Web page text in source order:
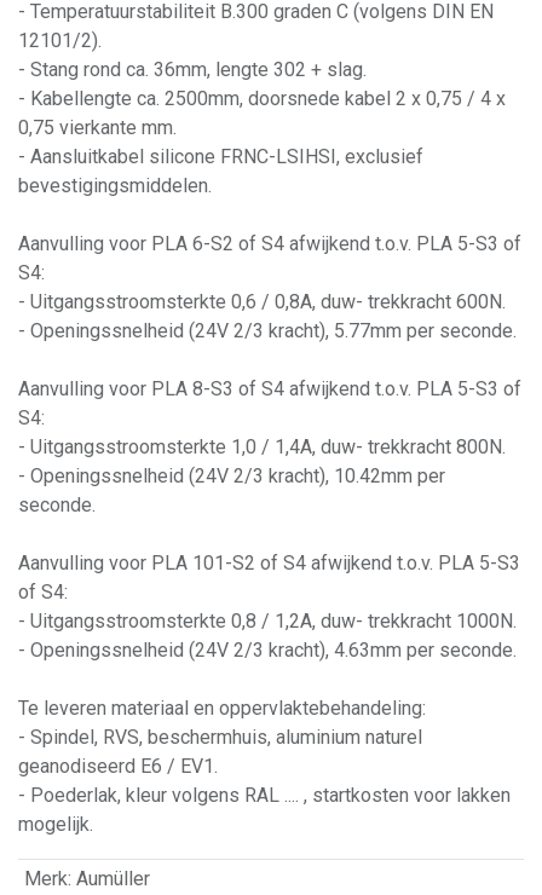
- Temperatuurstabiliteit B.300 graden C (volgens DIN EN
12101/2).
- Stang rond ca. 36mm, lengte 302 + slag.
- Kabellengte ca. 2500mm, doorsnede kabel 2 x 0,75 / 4 x
0,75 vierkante mm.
- Aansluitkabel silicone FRNC-LSIHSI, exclusief
bevestigingsmiddelen.
Aanvulling voor PLA 6-S2 of S4 afwijkend t.o.v. PLA 5-S3 of
S4:
- Uitgangsstroomsterkte 0,6 / 0,8A, duw- trekkracht 600N.
- Openingssnelheid (24V 2/3 kracht), 5.77mm per seconde.
Aanvulling voor PLA 8-S3 of S4 afwijkend t.o.v. PLA 5-S3 of
S4:
- Uitgangsstroomsterkte 1,0 / 1,4A, duw- trekkracht 800N.
- Openingssnelheid (24V 2/3 kracht), 10.42mm per
seconde.
Aanvulling voor PLA 101-S2 of S4 afwijkend t.o.v. PLA 5-S3
of S4:
- Uitgangsstroomsterkte 0,8 / 1,2A, duw- trekkracht 1000N.
- Openingssnelheid (24V 2/3 kracht), 4.63mm per seconde.
Te leveren materiaal en oppervlaktebehandeling:
- Spindel, RVS, beschermhuis, aluminium naturel
geanodiseerd E6 / EV1.
- Poederlak, kleur volgens RAL .... , startkosten voor lakken
mogelijk.
Merk: Aumüller